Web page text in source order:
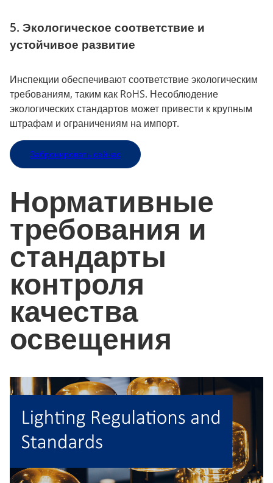
5. Экологическое соответствие и
устойчивое развитие
Инспекции обеспечивают соответствие экологическим
требованиям, таким как RoHS. Несоблюдение
экологических стандартов может привести к крупным
штрафам и ограничениям на импорт.
Забронировать сейчас
Нормативные
требования и
стандарты
контроля
качества
освещения